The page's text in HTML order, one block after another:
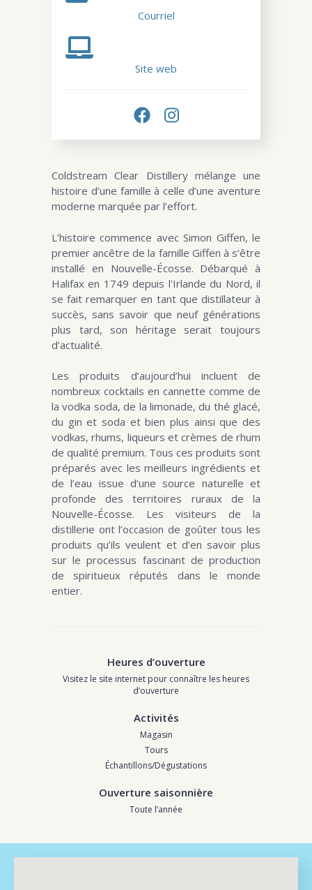
Courriel
Site web
Coldstream Clear Distillery mélange une
histoire d’une famille à celle d’une aventure
moderne marquée par l’effort.
L’histoire commence avec Simon Giffen, le
premier ancêtre de la famille Giffen à s’être
installé en Nouvelle-Écosse. Débarqué à
Halifax en 1749 depuis l'Irlande du Nord, il
se fait remarquer en tant que distillateur à
succès, sans savoir que neuf générations
plus tard, son héritage serait toujours
d’actualité.
Les produits d’aujourd’hui incluent de
nombreux cocktails en cannette comme de
la vodka soda, de la limonade, du thé glacé,
du gin et soda et bien plus ainsi que des
vodkas, rhums, liqueurs et crèmes de rhum
de qualité premium. Tous ces produits sont
préparés avec les meilleurs ingrédients et
de l’eau issue d’une source naturelle et
profonde des territoires ruraux de la
Nouvelle-Écosse. Les visiteurs de la
distillerie ont l’occasion de goûter tous les
produits qu’ils veulent et d’en savoir plus
sur le processus fascinant de production
de spiritueux réputés dans le monde
entier.
Heures d’ouverture
Visitez le site internet pour connaître les heures
d’ouverture
Activités
Magasin
Tours
Échantillons/Dégustations
Ouverture saisonnière
Toute l’année